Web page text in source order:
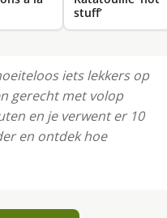
stuff’
iets lekkers op
gerecht met volop
en je verwent er 10
en ontdek hoe